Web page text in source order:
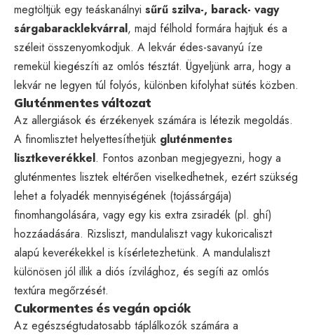
megtöltjük egy teáskanálnyi sűrű szilva-, barack- vagy
sárgabaracklekvárral, majd félhold formára hajtjuk és a
széleit összenyomkodjuk. A lekvár édes-savanyú íze
remekül kiegészíti az omlós tésztát. Ügyeljünk arra, hogy a
lekvár ne legyen túl folyós, különben kifolyhat sütés közben.
Gluténmentes változat
Az allergiások és érzékenyek számára is létezik megoldás.
A finomlisztet helyettesíthetjük gluténmentes
lisztkeverékkel. Fontos azonban megjegyezni, hogy a
gluténmentes lisztek eltérően viselkedhetnek, ezért szükség
lehet a folyadék mennyiségének (tojássárgája)
finomhangolására, vagy egy kis extra zsiradék (pl. ghí)
hozzáadására. Rizsliszt, mandulaliszt vagy kukoricaliszt
alapú keverékekkel is kísérletezhetünk. A mandulaliszt
különösen jól illik a diós ízvilághoz, és segíti az omlós
textúra megőrzését.
Cukormentes és vegán opciók
Az egészségtudatosabb táplálkozók számára a